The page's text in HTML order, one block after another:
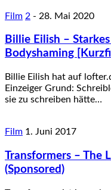
Film 2 - 28. Mai 2020
Billie Eilish –
Bodyshaming
Billie Eilish hat auf
Einzeiger Grund:
sie zu schreiben hätte…
Film 1. Juni 2017
Transformers – The
(Sponsored)